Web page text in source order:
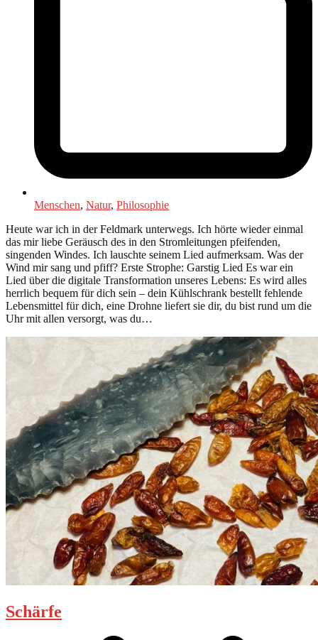
Menschen, Natur, Philosophie
Heute war ich in der Feldmark unterwegs. Ich hörte wieder einmal
das mir liebe Geräusch des in den Stromleitungen pfeifenden,
singenden Windes. Ich lauschte seinem Lied aufmerksam. Was der
Wind mir sang und pfiff? Erste Strophe: Garstig Lied Es war ein
Lied über die digitale Transformation unseres Lebens: Es wird alles
herrlich bequem für dich sein – dein Kühlschrank bestellt fehlende
Lebensmittel für dich, eine Drohne liefert sie dir, du bist rund um die
Uhr mit allen versorgt, was du…
Schärfe